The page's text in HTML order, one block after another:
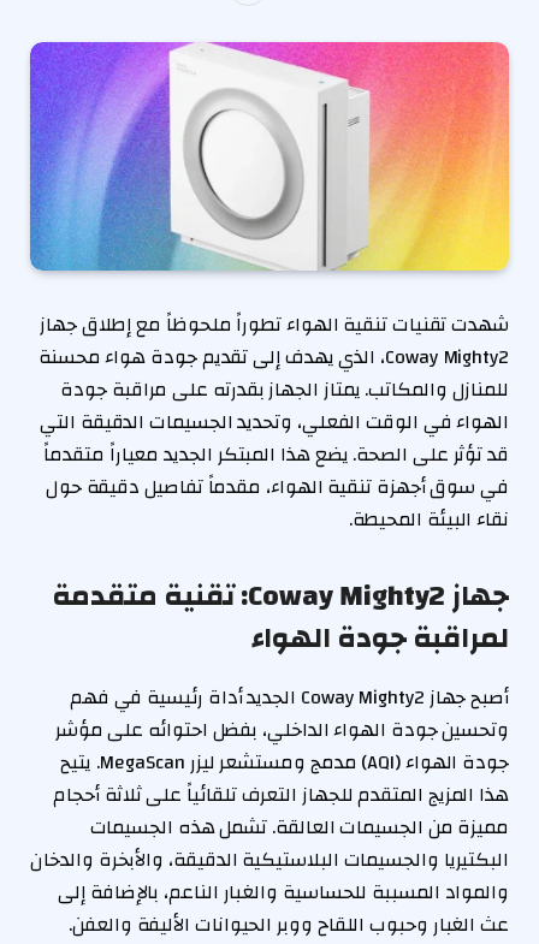
شهدت تقنيات تنقية الهواء تطوراً ملحوظاً مع إطلاق جهاز
Coway Mighty2، الذي يهدف إلى تقديم جودة هواء محسنة
للمنازل والمكاتب. يمتاز الجهاز بقدرته على مراقبة جودة
الهواء في الوقت الفعلي، وتحديد الجسيمات الدقيقة التي
قد تؤثر على الصحة. يضع هذا المبتكر الجديد معياراً متقدماً
في سوق أجهزة تنقية الهواء، مقدماً تفاصيل دقيقة حول
نقاء البيئة المحيطة.
جهاز Coway Mighty2: تقنية متقدمة
لمراقبة جودة الهواء
أصبح جهاز Coway Mighty2 الجديد أداة رئيسية في فهم
وتحسين جودة الهواء الداخلي، بفضل احتوائه على مؤشر
جودة الهواء (AQI) مدمج ومستشعر ليزر MegaScan. يتيح
هذا المزيج المتقدم للجهاز التعرف تلقائياً على ثلاثة أحجام
مميزة من الجسيمات العالقة. تشمل هذه الجسيمات
البكتيريا والجسيمات البلاستيكية الدقيقة، والأبخرة والدخان
والمواد المسببة للحساسية والغبار الناعم، بالإضافة إلى
عث الغبار وحبوب اللقاح ووبر الحيوانات الأليفة والعفن.